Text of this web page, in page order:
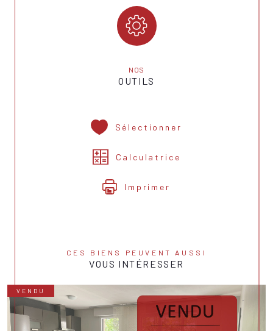
NOS
OUTILS
Sélectionner
Calculatrice
Imprimer
CES BIENS PEUVENT AUSSI
VOUS INTÉRESSER
VENDU